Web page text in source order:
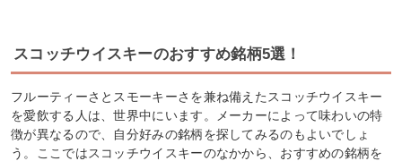
スコッチウイスキーのおすすめ銘柄5選！
フルーティーさとスモーキーさを兼ね備えたスコッチウイスキー
を愛飲する人は、世界中にいます。メーカーによって味わいの特
徴が異なるので、自分好みの銘柄を探してみるのもよいでしょ
う。ここではスコッチウイスキーのなかから、おすすめの銘柄を